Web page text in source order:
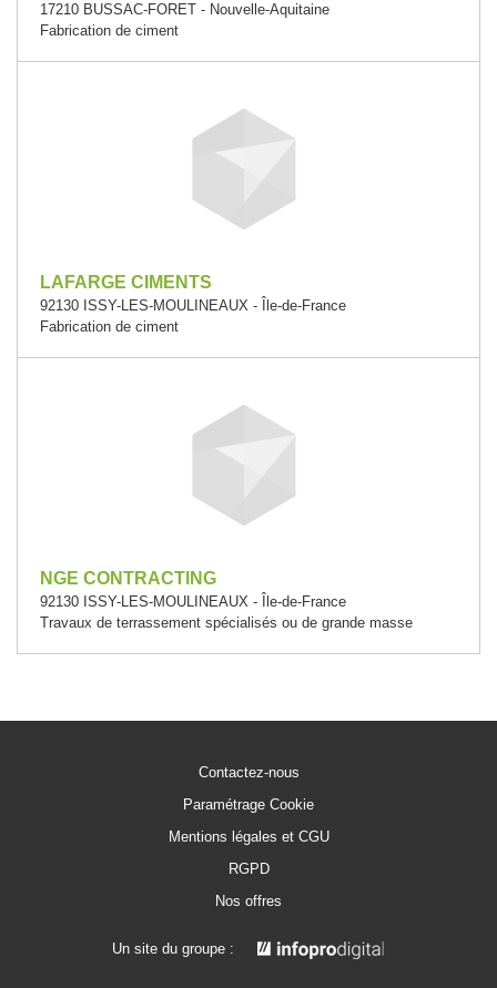
17210 BUSSAC-FORET - Nouvelle-Aquitaine
Fabrication de ciment
LAFARGE CIMENTS
92130 ISSY-LES-MOULINEAUX - Île-de-France
Fabrication de ciment
NGE CONTRACTING
92130 ISSY-LES-MOULINEAUX - Île-de-France
Travaux de terrassement spécialisés ou de grande masse
Contactez-nous
Paramétrage Cookie
Mentions légales et CGU
RGPD
Nos offres
Un site du groupe :